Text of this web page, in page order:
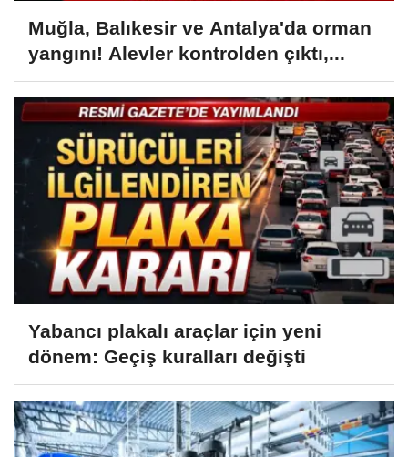
Muğla, Balıkesir ve Antalya'da orman
yangını! Alevler kontrolden çıktı,...
Yabancı plakalı araçlar için yeni
dönem: Geçiş kuralları değişti